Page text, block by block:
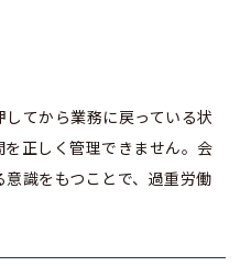
てから業務に戻っている状
正しく管理できません。会
識をもつことで、過重労働